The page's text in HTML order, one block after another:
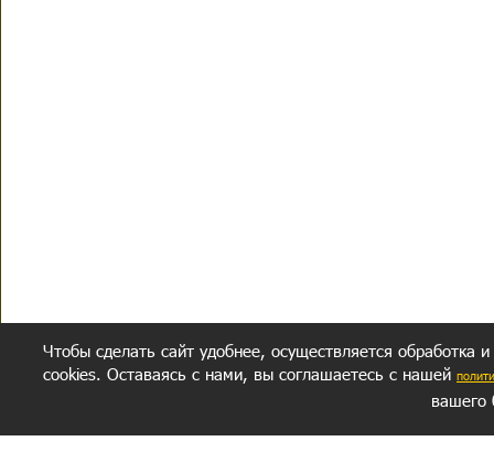
Чтобы сделать сайт удобнее, осуществляется обработка
cookies. Оставаясь с нами, вы соглашаетесь с нашей
вашего